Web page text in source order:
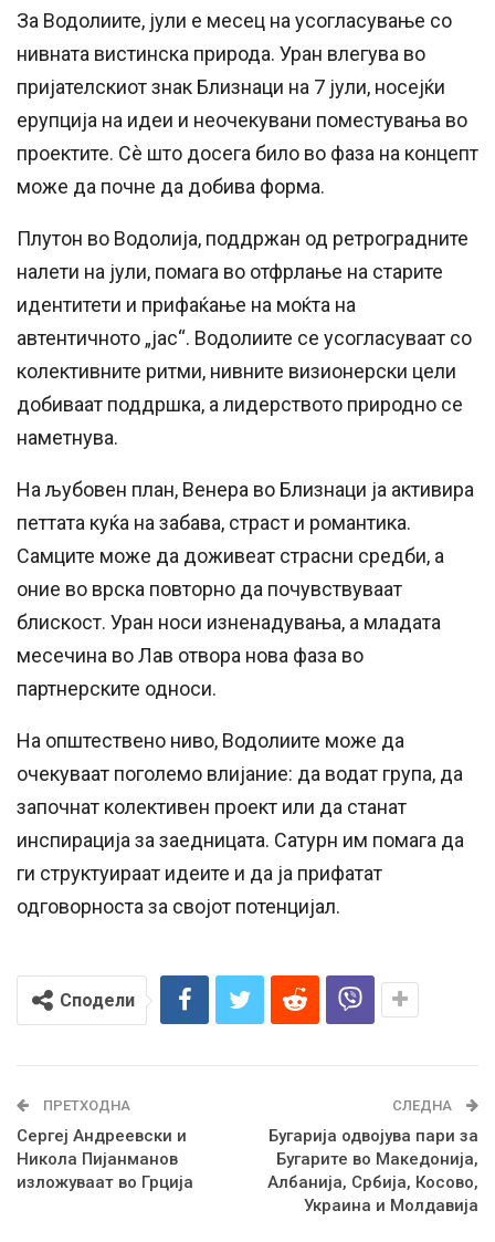
За Водолиите, јули е месец на усогласување со
нивната вистинска природа. Уран влегува во
пријателскиот знак Близнаци на 7 јули, носејќи
ерупција на идеи и неочекувани поместувања во
проектите. Сè што досега било во фаза на концепт
може да почне да добива форма.
Плутон во Водолија, поддржан од ретроградните
налети на јули, помага во отфрлање на старите
идентитети и прифаќање на моќта на
автентичното „јас“. Водолиите се усогласуваат со
колективните ритми, нивните визионерски цели
добиваат поддршка, а лидерството природно се
наметнува.
На љубовен план, Венера во Близнаци ја активира
петтата куќа на забава, страст и романтика.
Самците може да доживеат страсни средби, а
оние во врска повторно да почувствуваат
блискост. Уран носи изненадувања, а младата
месечина во Лав отвора нова фаза во
партнерските односи.
На општествено ниво, Водолиите може да
очекуваат поголемо влијание: да водат група, да
започнат колективен проект или да станат
инспирација за заедницата. Сатурн им помага да
ги структуираат идеите и да ја прифатат
одговорноста за својот потенцијал.
Сподели
ПРЕТХОДНА
Сергеј Андреевски и
Никола Пијанманов
изложуваат во Грција
СЛЕДНА
Бугарија одвојува пари за
Бугарите во Македонија,
Албанија, Србија, Косово,
Украина и Молдавија